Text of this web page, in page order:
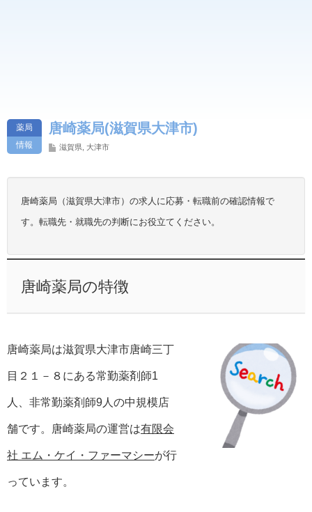
薬局
情報
唐崎薬局(滋賀県大津市)
滋賀県 大津市
唐崎薬局（滋賀県大津市）の求人に応募・転職前の確認情報で
す。転職先・就職先の判断にお役立てください。
唐崎薬局の特徴
唐崎薬局は滋賀県大津市唐崎三丁
目２１－８にある常勤薬剤師1
人、非常勤薬剤師9人の中規模店
舗です。唐崎薬局の運営は有限会
社 エム・ケイ・ファーマシーが行
っています。